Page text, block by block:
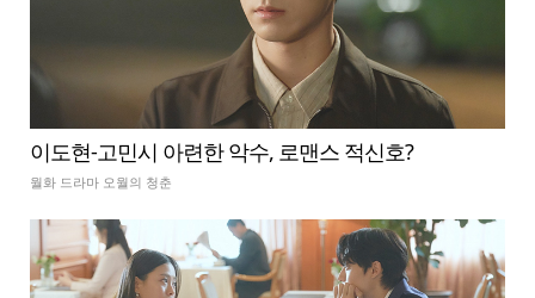
이도현-고민시 아련한 악수, 로맨스 적신호?
월화 드라마 오월의 청춘